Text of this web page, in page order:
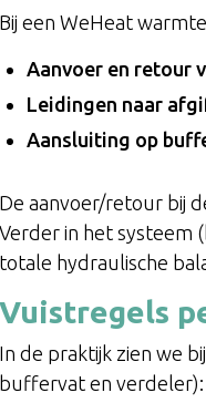
Bij een WeHeat
Aanvoer en retour
Leidingen naar
Aansluiting op
De aanvoer/retour bij
Verder in het systeem
totale hydraulische
Vuistregels
In de praktijk zien we
buffervat en verdeler):